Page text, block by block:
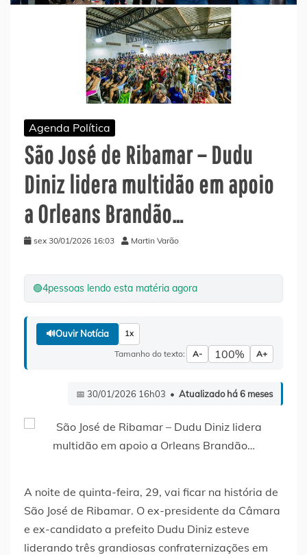
Agenda Política
São José de Ribamar – Dudu
Diniz lidera multidão em apoio
a Orleans Brandão…
sex 30/01/2026 16:03 Martin Varão
🟢4pessoas lendo esta matéria agora
🔊Ouvir Notícia 1x
Tamanho do texto: A- 100% A+
📅 30/01/2026 16h03 • Atualizado há 6 meses
A noite de quinta-feira, 29, vai ficar na história de
São José de Ribamar. O ex-presidente da Câmara
e ex-candidato a prefeito Dudu Diniz esteve
liderando três grandiosas confraternizações em